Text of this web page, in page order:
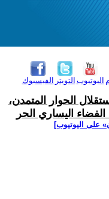
الفيسبوك التويتر اليوتيوب
الحوار المتمدن،
اليساري الحر
على اليوتيوب]